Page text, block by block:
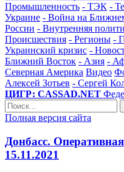
Промышленность - ТЭК -
Украине - Война на
России - Внутренняя
Происшествия - Регионы -
Украинский кризис -
Ближний Восток - Азия -
Северная Америка Видео
Алексей Зотьев - Сергей
ЦИГР: CASSAD.NET
Полная версия сайта
Донбасс.
15.11.2021